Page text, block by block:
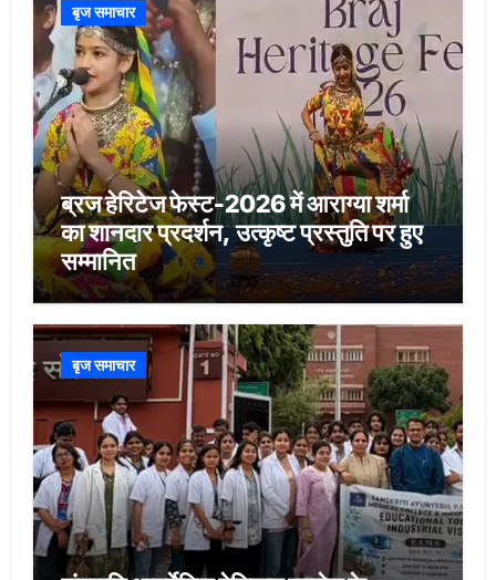
बृज समाचार
ब्रज हेरिटेज फेस्ट-2026 में आराग्या शर्मा
का शानदार प्रदर्शन, उत्कृष्ट प्रस्तुति पर हुए
सम्मानित
बृज समाचार